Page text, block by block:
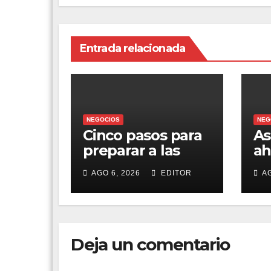
Entrada relacionada
NEGOCIOS
Cinco pasos para
preparar a las
jornada laboral
de 40 horas
AGO 6, 2026 EDITOR
Deja un comentario